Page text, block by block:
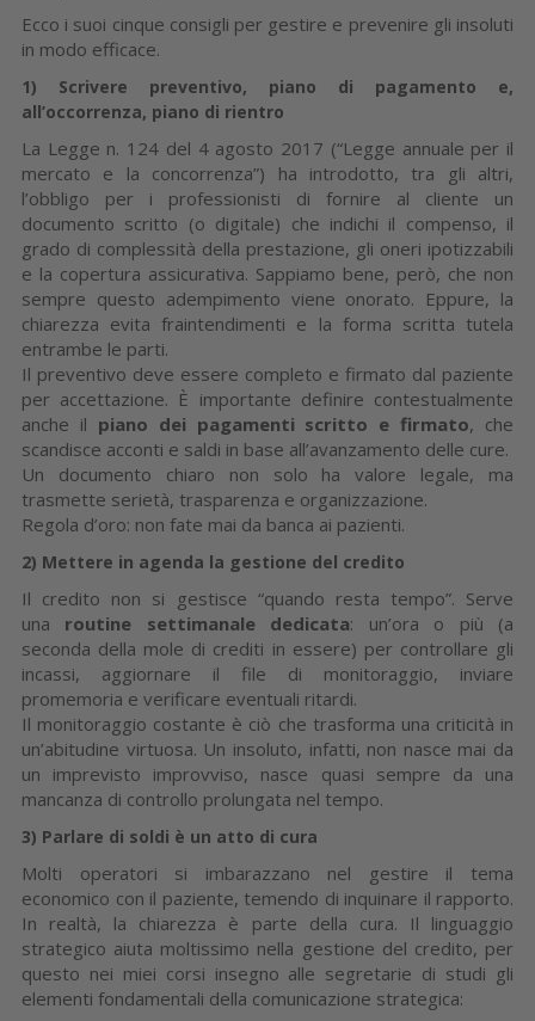
Ecco i suoi cinque consigli per gestire e prevenire gli insoluti
in modo efficace.
1) Scrivere preventivo, piano di pagamento e,
all’occorrenza, piano di rientro
La Legge n. 124 del 4 agosto 2017 (“Legge annuale per il
mercato e la concorrenza”) ha introdotto, tra gli altri,
l’obbligo per i professionisti di fornire al cliente un
documento scritto (o digitale) che indichi il compenso, il
grado di complessità della prestazione, gli oneri ipotizzabili
e la copertura assicurativa. Sappiamo bene, però, che non
sempre questo adempimento viene onorato. Eppure, la
chiarezza evita fraintendimenti e la forma scritta tutela
entrambe le parti.
Il preventivo deve essere completo e firmato dal paziente
per accettazione. È importante definire contestualmente
anche il piano dei pagamenti scritto e firmato, che
scandisce acconti e saldi in base all’avanzamento delle cure.
Un documento chiaro non solo ha valore legale, ma
trasmette serietà, trasparenza e organizzazione.
Regola d’oro: non fate mai da banca ai pazienti.
2) Mettere in agenda la gestione del credito
Il credito non si gestisce “quando resta tempo”. Serve
una routine settimanale dedicata: un’ora o più (a
seconda della mole di crediti in essere) per controllare gli
incassi, aggiornare il file di monitoraggio, inviare
promemoria e verificare eventuali ritardi.
Il monitoraggio costante è ciò che trasforma una criticità in
un’abitudine virtuosa. Un insoluto, infatti, non nasce mai da
un imprevisto improvviso, nasce quasi sempre da una
mancanza di controllo prolungata nel tempo.
3) Parlare di soldi è un atto di cura
Molti operatori si imbarazzano nel gestire il tema
economico con il paziente, temendo di inquinare il rapporto.
In realtà, la chiarezza è parte della cura. Il linguaggio
strategico aiuta moltissimo nella gestione del credito, per
questo nei miei corsi insegno alle segretarie di studi gli
elementi fondamentali della comunicazione strategica: